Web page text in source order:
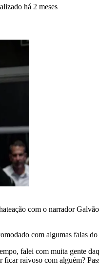
há 2 meses
com o narrador
com algumas falas
falei com muita gente
raivoso com alguém?